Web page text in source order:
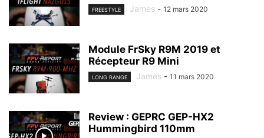
FREESTYLE James - 12 mars 2020
Module FrSky R9M 2019 et
Récepteur R9 Mini
LONG RANGE James - 11 mars 2020
Review : GEPRC GEP-HX2
Hummingbird 110mm